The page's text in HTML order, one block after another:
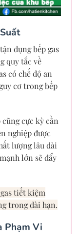
dụng bếp gas
quy tắc về
có chế độ an
cơ trong bếp
cực kỳ cần
nghiệp được
lượng lâu dài
lớn sẽ đẩy
tiết kiệm
trong dài hạn.
Phạm Vi